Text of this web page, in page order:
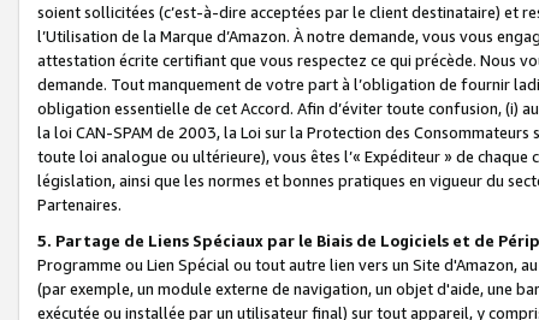
soient sollicitées (c’est-à-dire acceptées par le client destinataire) et
l’Utilisation de la Marque d’Amazon. À notre demande, vous vous
attestation écrite certifiant que vous respectez ce qui précède. Nous
demande. Tout manquement de votre part à l’obligation de fournir
obligation essentielle de cet Accord. Afin d’éviter toute confusion, (i)
la loi CAN-SPAM de 2003, la Loi sur la Protection des
toute loi analogue ou ultérieure), vous êtes l’« Expéditeur » de
législation, ainsi que les normes et bonnes pratiques en vigueur du
Partenaires.
5. Partage de Liens Spéciaux par le Biais de Logiciels et de
Programme ou Lien Spécial ou tout autre lien vers un Site d'Amazon,
(par exemple, un module externe de navigation, un objet d'aide, une
exécutée ou installée par un utilisateur final) sur tout appareil, y